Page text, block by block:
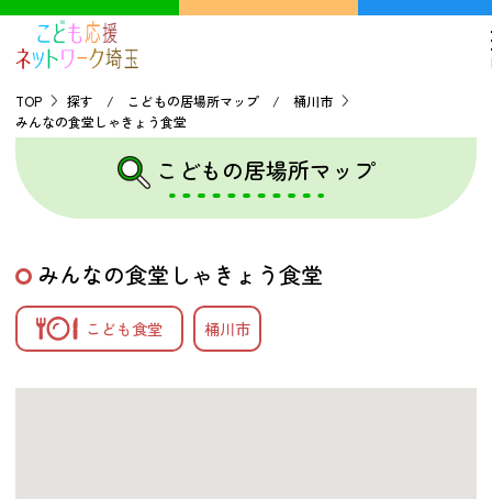
TOP
こどもの貧困について
探す
こどもの居場所マップ
TOP
探す / こどもの居場所マップ / 桶川市
みんなの食堂しゃきょう食堂
こどもの居場所マップ
みんなの食堂しゃきょう食堂
こども食堂 桶川市